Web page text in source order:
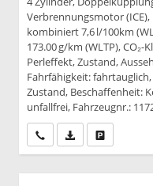
Verbrennungsmotor
kombiniert 7,6 l/100km
173.00 g/km (WLTP),
Perleffekt, Zustand,
Fahrfähigkeit:
Zustand, Beschaffenheit:
unfallfrei, Fahrzeugnr.:
Wir rufen Sie an
PDF-Datei,